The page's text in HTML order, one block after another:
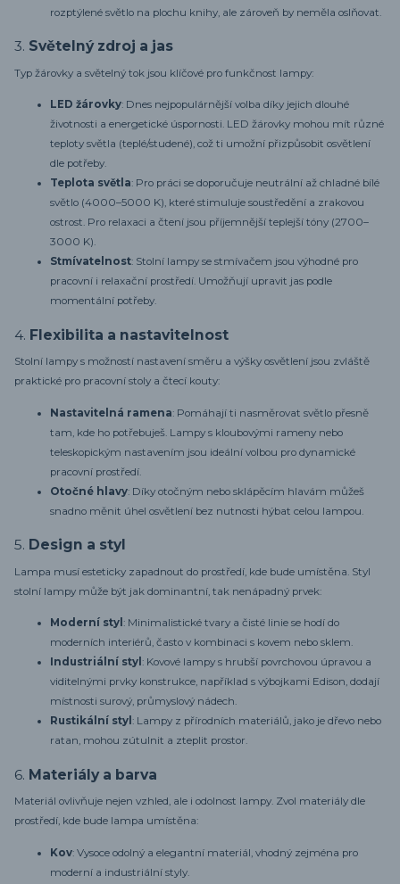
rozptýlené světlo na plochu knihy, ale zároveň by neměla oslňovat.
3. Světelný zdroj a jas
Typ žárovky a světelný tok jsou klíčové pro funkčnost lampy:
LED žárovky: Dnes nejpopulárnější volba díky jejich dlouhé
životnosti a energetické úspornosti. LED žárovky mohou mít různé
teploty světla (teplé/studené), což ti umožní přizpůsobit osvětlení
dle potřeby.
Teplota světla: Pro práci se doporučuje neutrální až chladné bílé
světlo (4000–5000 K), které stimuluje soustředění a zrakovou
ostrost. Pro relaxaci a čtení jsou příjemnější teplejší tóny (2700–
3000 K).
Stmívatelnost: Stolní lampy se stmívačem jsou výhodné pro
pracovní i relaxační prostředí. Umožňují upravit jas podle
momentální potřeby.
4. Flexibilita a nastavitelnost
Stolní lampy s možností nastavení směru a výšky osvětlení jsou zvláště
praktické pro pracovní stoly a čtecí kouty:
Nastavitelná ramena: Pomáhají ti nasměrovat světlo přesně
tam, kde ho potřebuješ. Lampy s kloubovými rameny nebo
teleskopickým nastavením jsou ideální volbou pro dynamické
pracovní prostředí.
Otočné hlavy: Díky otočným nebo sklápěcím hlavám můžeš
snadno měnit úhel osvětlení bez nutnosti hýbat celou lampou.
5. Design a styl
Lampa musí esteticky zapadnout do prostředí, kde bude umístěna. Styl
stolní lampy může být jak dominantní, tak nenápadný prvek:
Moderní styl : Minimalistické tvary a čisté linie se hodí do
moderních interiérů, často v kombinaci s kovem nebo sklem.
Industriální styl : Kovové lampy s hrubší povrchovou úpravou a
viditelnými prvky konstrukce, například s výbojkami Edison, dodají
místnosti surový, průmyslový nádech.
Rustikální styl : Lampy z přírodních materiálů, jako je dřevo nebo
ratan, mohou zútulnit a zteplit prostor.
6. Materiály a barva
Materiál ovlivňuje nejen vzhled, ale i odolnost lampy. Zvol materiály dle
prostředí, kde bude lampa umístěna:
Kov: Vysoce odolný a elegantní materiál, vhodný zejména pro
moderní a industriální styly.